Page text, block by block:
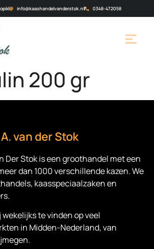
info@kaashandelvanderstok.nl 0348-472058
200 gr
van der Stok
Der Stok is eengroothandel met een
dan 1000 verschillende kazen. We
kaasspeciaalzaken en
te vinden op veel
in Midden-Nederland, van